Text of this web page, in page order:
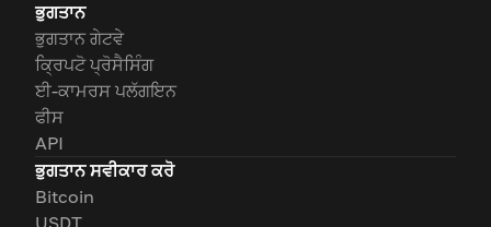
ਭੁਗਤਾਨ
ਭੁਗਤਾਨ ਗੇਟਵੇ
ਕ੍ਰਿਪਟੋ ਪ੍ਰੋਸੈਸਿੰਗ
ਈ-ਕਾਮਰਸ ਪਲੱਗਇਨ
ਫੀਸ
API
ਭੁਗਤਾਨ ਸਵੀਕਾਰ ਕਰੋ
Bitcoin